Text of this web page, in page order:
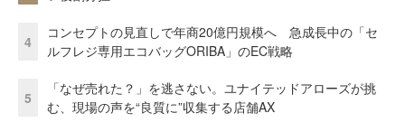
4
コンセプトの見直しで年商20億円規模へ 急成長中の「セ
ルフレジ専用エコバッグORIBA」のEC戦略
5
「なぜ売れた？」を逃さない。ユナイテッドアローズが挑
む、現場の声を“良質に”収集する店舗AX